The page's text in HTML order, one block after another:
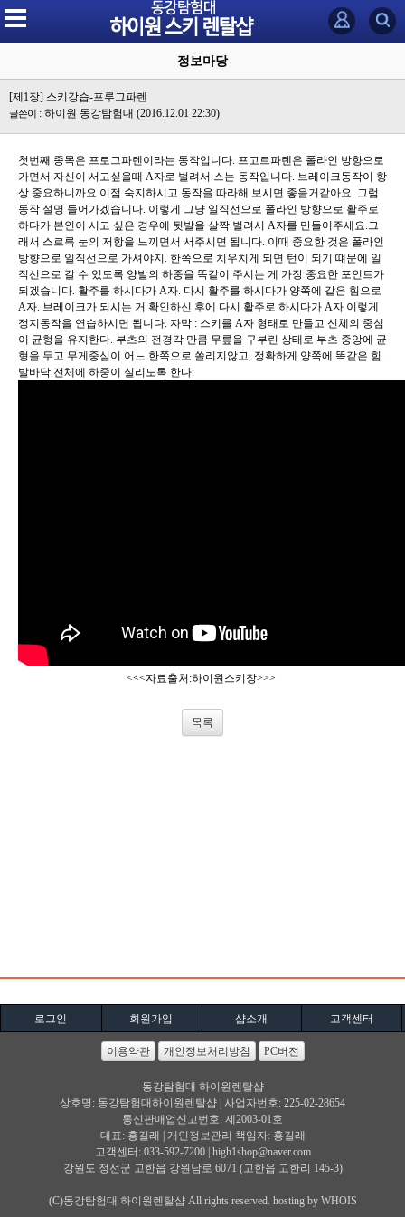
정보마당
[제1장] 스키강습-프루그파렌
글쓴이 : 하이원 동강탐험대 (2016.12.01 22:30)
첫번째 종목은 프로그파렌이라는 동작입니다. 프고르파렌은 폴라인 방향으로
가면서 자신이 서고싶을때 A자로 벌려서 스는 동작입니다. 브레이크동작이 항
상 중요하니까요 이점 숙지하시고 동작을 따라해 보시면 좋을거같아요. 그럼
동작 설명 들어가겠습니다. 이렇게 그냥 일직선으로 폴라인 방향으로 활주로
하다가 본인이 서고 싶은 경우에 뒷발을 살짝 벌려서 A자를 만들어주세요.그
래서 스르륵 눈의 저항을 느끼면서 서주시면 됩니다. 이때 중요한 것은 폴라인
방향으로 일직선으로 가셔야지. 한쪽으로 치우치게 되면 턴이 되기 떄문에 일
직선으로 갈 수 있도록 양발의 하중을 똑같이 주시는 게 가장 중요한 포인트가
되겠습니다. 활주를 하시다가 A자. 다시 활주를 하시다가 양쪽에 같은 힘으로
A자. 브레이크가 되시는 거 확인하신 후에 다시 활주로 하시다가 A자 이렇게
정지동작을 연습하시면 됩니다. 자막 : 스키를 A자 형태로 만들고 신체의 중심
이 균형을 유지한다. 부츠의 전경각 만큼 무릎을 구부린 상태로 부츠 중앙에 균
형을 두고 무게중심이 어느 한쪽으로 쏠리지않고, 정확하게 양쪽에 똑같은 힘.
발바닥 전체에 하중이 실리도록 한다.
<<<자료출처:하이원스키장>>>
목록
로그인 회원가입 샵소개 고객센터
이용약관 개인정보처리방침 PC버전
동강탐험대 하이원렌탈샵
상호명: 동강탐험대하이원렌탈샵 | 사업자번호: 225-02-28654
통신판매업신고번호: 제2003-01호
대표: 홍길래 | 개인정보관리 책임자: 홍길래
고객센터: 033-592-7200 | high1shop@naver.com
강원도 정선군 고한읍 강원남로 6071 (고한읍 고한리 145-3)
(C)동강탐험대 하이원렌탈샵 All rights reserved. hosting by WHOIS